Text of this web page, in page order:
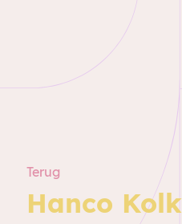
Terug
Hanco Kolk